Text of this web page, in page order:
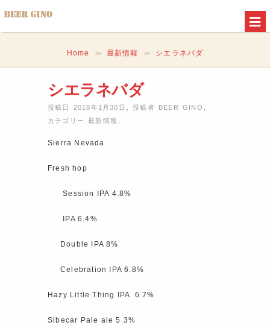
Home >> 最新情報 >> シエラネバダ
シエラネバダ
投稿日 2018年1月30日 ,投稿者 BEER GINO
カテゴリー最新情報
Sierra Nevada
Fresh hop
Session IPA 4.8%
IPA 6.4%
Double IPA 8%
Celebration IPA 6.8%
Hazy Little Thing IPA 6.7%
Sibecar Pale ale 5.3%